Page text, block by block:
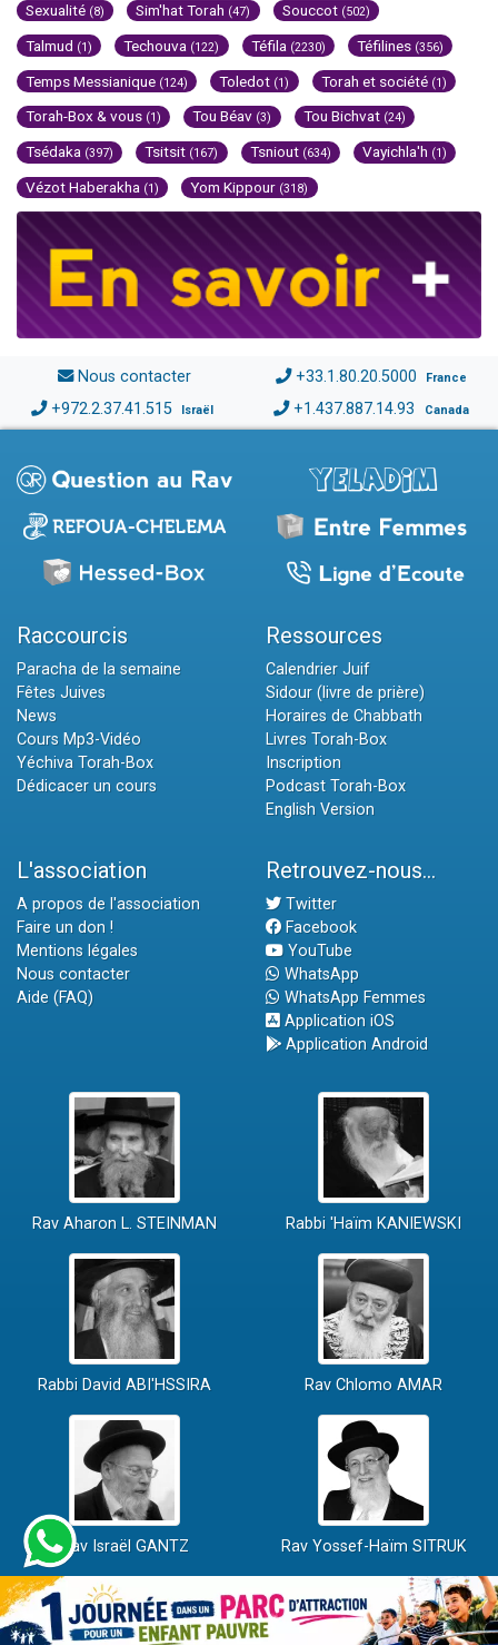
Sexualité (8) Sim'hat Torah (47) Souccot (502)
Talmud (1) Techouva (122) Téfila (2230) Téfilines (356)
Temps Messianique (124) Toledot (1) Torah et société (1)
Torah-Box & vous (1) Tou Béav (3) Tou Bichvat (24)
Tsédaka (397) Tsitsit (167) Tsniout (634) Vayichla'h (1)
Vézot Haberakha (1) Yom Kippour (318)
Nous contacter +33.1.80.20.5000 France
+972.2.37.41.515 Israël +1.437.887.14.93 Canada
Raccourcis
Paracha de la semaine
Fêtes Juives
News
Cours Mp3-Vidéo
Yéchiva Torah-Box
Dédicacer un cours
Ressources
Calendrier Juif
Sidour (livre de prière)
Horaires de Chabbath
Livres Torah-Box
Inscription
Podcast Torah-Box
English Version
L'association
A propos de l'association
Faire un don !
Mentions légales
Nous contacter
Aide (FAQ)
Retrouvez-nous...
Twitter
Facebook
YouTube
WhatsApp
WhatsApp Femmes
Application iOS
Application Android
Rav Aharon L. STEINMAN Rabbi 'Haïm KANIEWSKI
Rabbi David ABI'HSSIRA Rav Chlomo AMAR
Rav Israël GANTZ Rav Yossef-Haïm SITRUK